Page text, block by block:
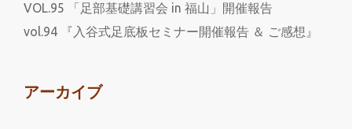
VOL.95 「足部基礎講習会 in 福山」開催報告
vol.94 『入谷式足底板セミナー開催報告 ＆ ご感想』
アーカイブ